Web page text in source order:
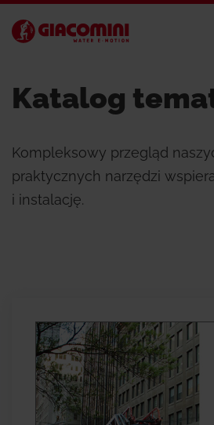
Katalog
Kompleksowy przegląd
praktycznych narzędzi
i instalację.